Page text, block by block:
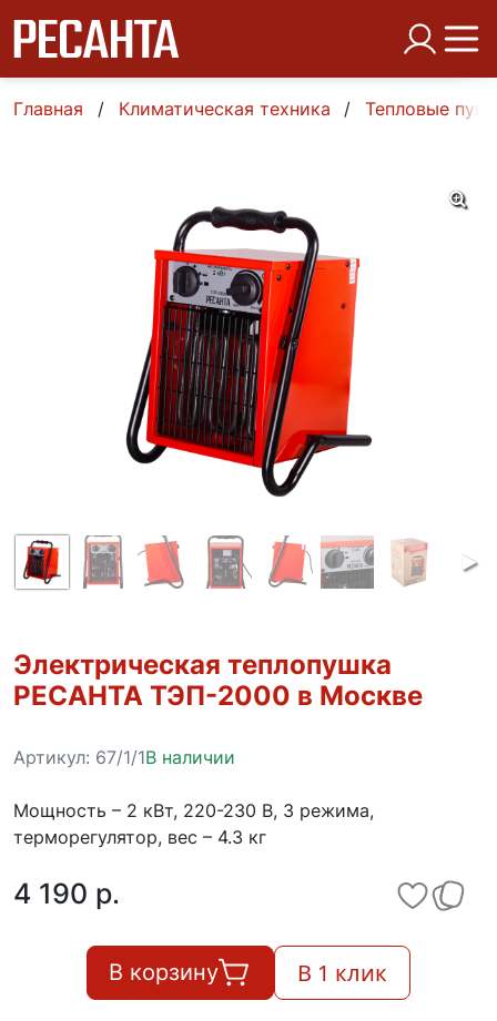
Главная Климатическая техника Тепловые
Электрическая теплопушка
РЕСАНТА ТЭП-2000 в Москве
Артикул: 67/1/1В наличии
Мощность – 2 кВт, 220-230 В, 3 режима,
терморегулятор, вес – 4.3 кг
4 190 p.
В корзину В 1 клик